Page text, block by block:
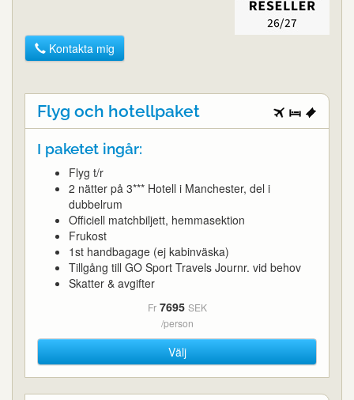
Kontakta mig
Flyg och hotellpaket
I paketet ingår:
Flyg t/r
2 nätter på 3*** Hotell i Manchester, del i
dubbelrum
Officiell matchbiljett, hemmasektion
Frukost
1st handbagage (ej kabinväska)
Tillgång till GO Sport Travels Journr. vid behov
Skatter & avgifter
Fr 7695 SEK
/person
Välj